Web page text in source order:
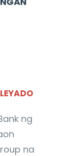
ng
na